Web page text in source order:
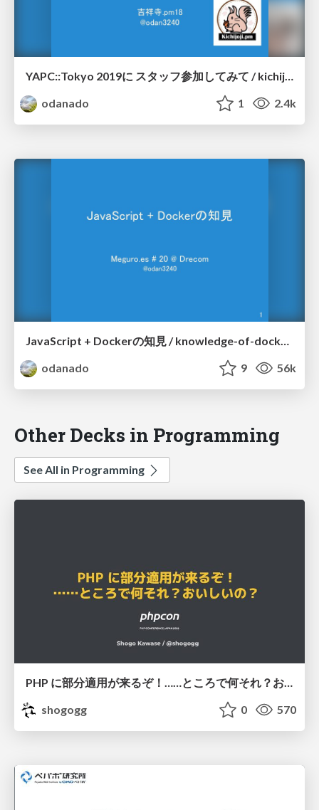
YAPC::Tokyo 2019に スタッフ参加してみて / kichijojipm-18
odanado
1 2.4k
JavaScript + Dockerの知見 / knowledge-of-docker-in-javascript
odanado
9 56k
Other Decks in Programming
See All in Programming
shogogg
0 570